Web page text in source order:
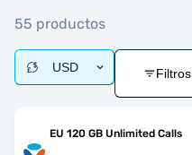
55 productos
USD Filtros
EU 120 GB Unlimited Calls